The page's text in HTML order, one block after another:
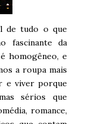
de tudo o que
fascinante da
homogêneo, e
a roupa mais
e viver porque
sérios que
romance,